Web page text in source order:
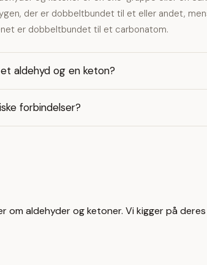
der er dobbeltbundet til et eller andet,
er dobbeltbundet til et carbonatom.
aldehyd og en keton?
forbindelser?
aldehyder og ketoner. Vi kigger på